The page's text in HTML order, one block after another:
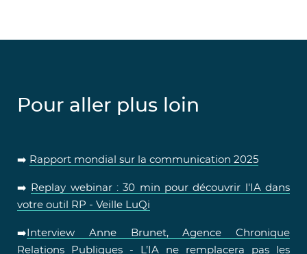
Pour aller plus loin
➡️ Rapport mondial sur la communication 2025
➡️ Replay webinar : 30 min pour découvrir l'IA dans
votre outil RP - Veille LuQi
➡️ Interview Anne Brunet, Agence Chronique
Relations Publiques - L’IA ne remplacera pas les